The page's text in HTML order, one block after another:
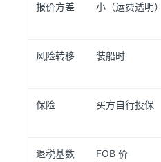
报价方差 小（运费透明）
风险转移 装船时
保险 买方自行投保
退税基数 FOB 价